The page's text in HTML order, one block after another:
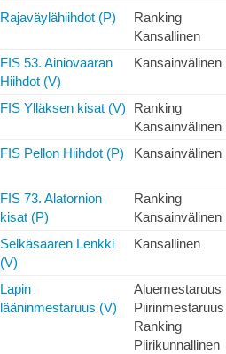
Rajaväylähiihdot (P)
Ranking
Kansallinen
FIS 53. Ainiovaaran
Hiihdot (V)
Kansainvälinen
FIS Ylläksen kisat (V)
Ranking
Kansainvälinen
FIS Pellon Hiihdot (P) Kansainvälinen
FIS 73. Alatornion
kisat (P)
Ranking
Kansainvälinen
Selkäsaaren Lenkki
(V)
Kansallinen
Lapin
lääninmestaruus (V)
Aluemestaruus
Piirinmestaruus
Ranking
Piirikunnallinen